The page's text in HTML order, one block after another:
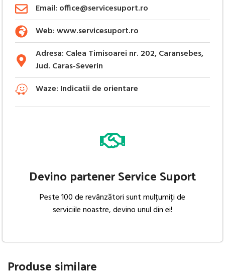
Email: office@servicesuport.ro
Web: www.servicesuport.ro
Adresa: Calea Timisoarei nr. 202, Caransebes,
Jud. Caras-Severin
Waze: Indicatii de orientare
Devino partener Service Suport
Peste 100 de revânzători sunt mulțumiți de
serviciile noastre, devino unul din ei!
Produse similare